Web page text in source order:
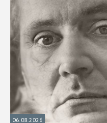
06.08.2026